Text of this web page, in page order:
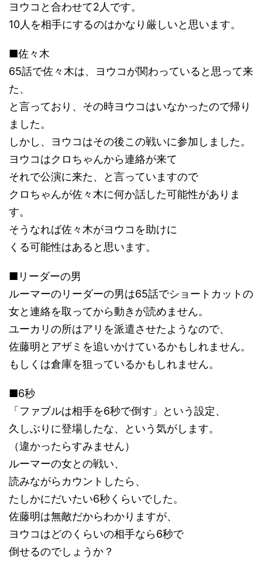
ヨウコと合わせて2人です。
10人を相手にするのはかなり厳しいと思います。
■佐々木
65話で佐々木は、ヨウコが関わっていると思って来
た、
と言っており、その時ヨウコはいなかったので帰り
ました。
しかし、ヨウコはその後この戦いに参加しました。
ヨウコはクロちゃんから連絡が来て
それで公演に来た、と言っていますので
クロちゃんが佐々木に何か話した可能性がありま
す。
そうなれば佐々木がヨウコを助けに
くる可能性はあると思います。
■リーダーの男
ルーマーのリーダーの男は65話でショートカットの
女と連絡を取ってから動きが読めません。
ユーカリの所はアリを派遣させたようなので、
佐藤明とアザミを追いかけているかもしれません。
もしくは倉庫を狙っているかもしれません。
■6秒
「ファブルは相手を6秒で倒す」という設定、
久しぶりに登場したな、という気がします。
（違かったらすみません）
ルーマーの女との戦い、
読みながらカウントしたら、
たしかにだいたい6秒くらいでした。
佐藤明は無敵だからわかりますが、
ヨウコはどのくらいの相手なら6秒で
倒せるのでしょうか？